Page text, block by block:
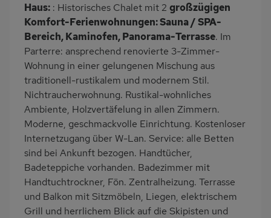
Babybett
Kinderhochstuhl
Nichtraucher
Wb/WC
Internet
Terrassenmöbel
Haartrockner
Kaffeemaschine
Erdgeschoss
Bergblick
Bettwäsche inklusive
Handtücher inklusive
Haus: : Historisches Chalet mit 2 großzügigen
Komfort-Ferienwohnungen: Sauna / SPA-
Bereich, Kaminofen, Panorama-Terrasse. Im
Parterre: ansprechend renovierte 3-Zimmer-
Wohnung in einer gelungenen Mischung aus
traditionell-rustikalem und modernem Stil.
Nichtraucherwohnung. Rustikal-wohnliches
Ambiente, Holzvertäfelung in allen Zimmern.
Moderne, geschmackvolle Einrichtung. Kostenloser
Internetzugang über W-Lan. Service: alle Betten
sind bei Ankunft bezogen. Handtücher,
Badeteppiche vorhanden. Badezimmer mit
Handtuchtrockner, Fön. Zentralheizung. Terrasse
und Balkon mit Sitzmöbeln, Liegen, elektrischem
Grill und herrlichem Blick auf die Skipisten und